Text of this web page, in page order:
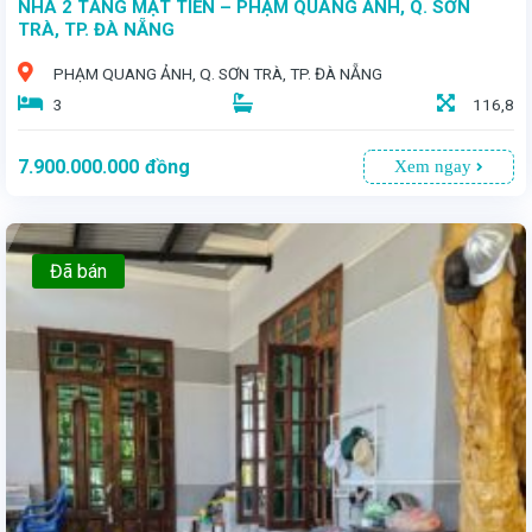
NHÀ 2 TẦNG MẶT TIỀN – PHẠM QUANG ẢNH, Q. SƠN
TRÀ, TP. ĐÀ NẴNG
PHẠM QUANG ẢNH, Q. SƠN TRÀ, TP. ĐÀ NẴNG
3
116,8
7.900.000.000 đồng Xem ngay
Đã bán